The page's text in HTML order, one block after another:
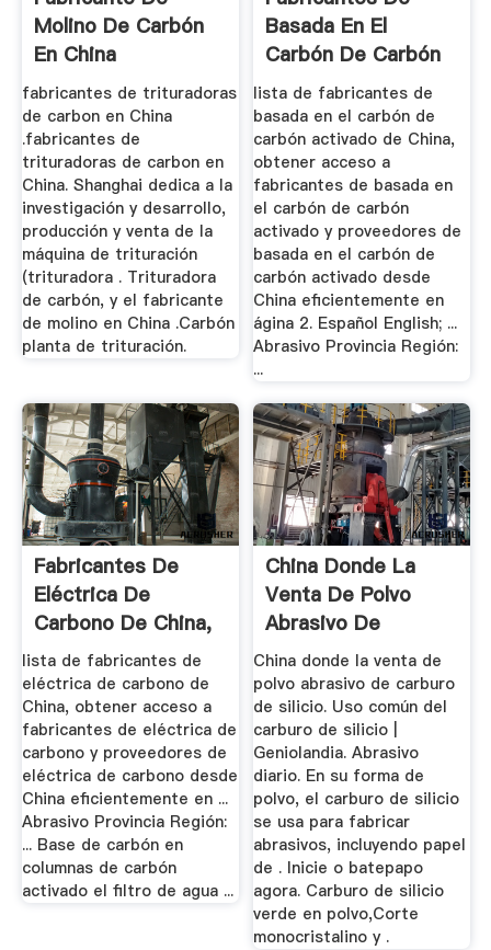
Molino De Carbón
En China
fabricantes de trituradoras
de carbon en China
.fabricantes de
trituradoras de carbon en
China. Shanghai dedica a la
investigación y desarrollo,
producción y venta de la
máquina de trituración
(trituradora . Trituradora
de carbón, y el fabricante
de molino en China .Carbón
planta de trituración.
Basada En El
Carbón De Carbón
Activado De ...
lista de fabricantes de
basada en el carbón de
carbón activado de China,
obtener acceso a
fabricantes de basada en
el carbón de carbón
activado y proveedores de
basada en el carbón de
carbón activado desde
China eficientemente en
ágina 2. Español English; ...
Abrasivo Provincia Región:
...
Fabricantes De
Eléctrica De
Carbono De China,
Fabricantes ...
lista de fabricantes de
eléctrica de carbono de
China, obtener acceso a
fabricantes de eléctrica de
carbono y proveedores de
eléctrica de carbono desde
China eficientemente en ...
Abrasivo Provincia Región:
... Base de carbón en
columnas de carbón
activado el filtro de agua ...
China Donde La
Venta De Polvo
Abrasivo De
Carburo De Silicio
China donde la venta de
polvo abrasivo de carburo
de silicio. Uso común del
carburo de silicio |
Geniolandia. Abrasivo
diario. En su forma de
polvo, el carburo de silicio
se usa para fabricar
abrasivos, incluyendo papel
de . Inicie o batepapo
agora. Carburo de silicio
verde en polvo,Corte
monocristalino y .